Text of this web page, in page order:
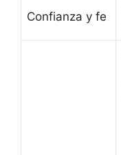
Confianza y fe